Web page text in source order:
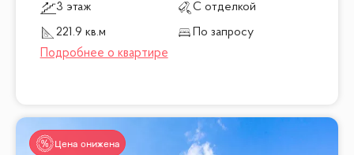
3 этаж
С отделкой
221.9 кв.м
По запросу
Цена снижена